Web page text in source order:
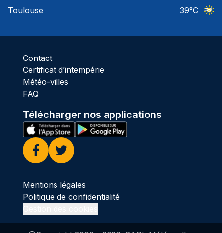
Toulouse
39°C
Contact
Certificat d’intempérie
Météo-villes
FAQ
Télécharger nos applications
Facebook
Twitter
Mentions légales
Politique de confidentialité